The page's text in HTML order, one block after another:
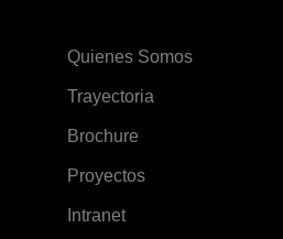
Quienes Somos
Trayectoria
Brochure
Proyectos
Intranet